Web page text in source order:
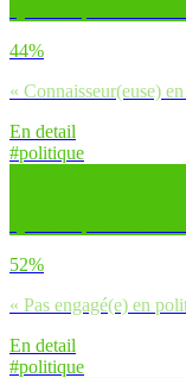
44%
« Connaisseur(euse)
En detail
#politique
52%
« Pas engagé(e) en
En detail
#politique